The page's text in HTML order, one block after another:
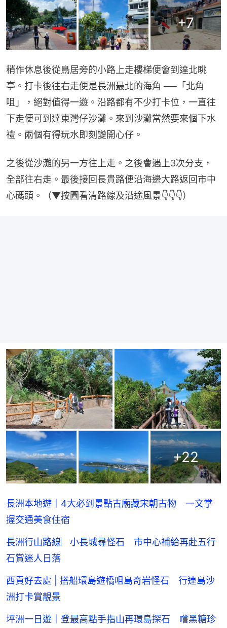
+7
稍作休息後從鳥居旁的小路上走樓梯便會到達北眺
亭。打卡後往右走便是長洲最北的海角 ──「北角
咀」，絕對值得一遊。沿路都有不少打卡位，一直往
下走便可到達東灣仔沙灘。來到沙灘當然要來個下水
禮。兩個有得玩水即刻變開心仔。
之後從沙灘的另一方往上走。之後會遇上3次分支，
全部往右走。最後接回長貴路便沿海邊大路返回市中
心碼頭。（▼按圖看清路線及沿途風景👇👇👇）
+22
長洲本地遊｜4大必到景點古廟藏宋朝古物 一文掌
握交通美食住宿
長洲行山路線︳小長城尋怪石 市中心補給再赴五行
石賞迷人日落
西貢好去處 | 搭船環島遊橋咀島奇岩怪石 行連島沙
洲打卡賞靚景
坪洲一日遊｜登最高點手指山再環島探石 嚐黑糖珍